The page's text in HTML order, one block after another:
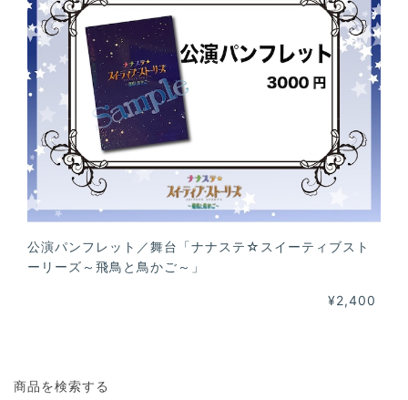
公演パンフレット／舞台「ナナステ☆スイーティブスト
ーリーズ～飛鳥と鳥かご～」
¥2,400
商品を検索する